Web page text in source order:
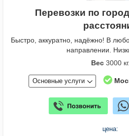
Перевозки по
Быстро, аккуратно, надёжно! В
направлении.
Вес3000 кг.
Основные услуги
цена: